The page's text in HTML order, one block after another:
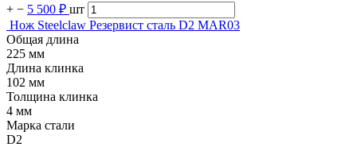
+ − 5 500 ₽ шт
Нож Steelclaw Резервист сталь D2 MAR03
Общая длина
225 мм
Длина клинка
102 мм
Толщина клинка
4 мм
Марка стали
D2